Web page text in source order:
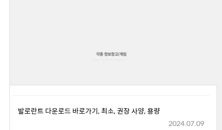
각종 정보창고/게임
발로란트 다운로드 바로가기, 최소, 권장 사양, 용량
2024.07.09